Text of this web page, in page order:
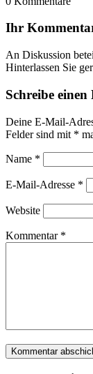
Ihr
An Diskussion
Hinterlassen Sie
Schreibe
Deine E-Mail-
Felder sind mit *
Name *
E-Mail-Adresse *
Website
Kommentar *